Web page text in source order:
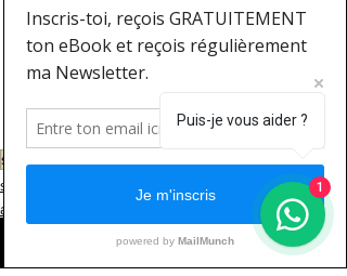
permettent une meilleure progression à
long terme.
Si tu veux, je peux aussi te proposer un
plan de progression débutant basé sur
ces principes.
sport
sport
alimentation sportive
Puis-je vous aider ?
1